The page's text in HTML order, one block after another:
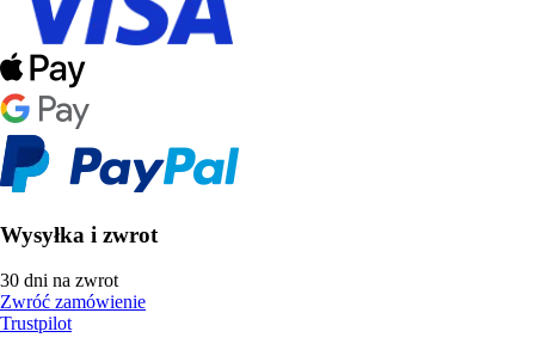
Wysyłka i zwrot
30 dni na zwrot
Zwróć zamówienie
Trustpilot